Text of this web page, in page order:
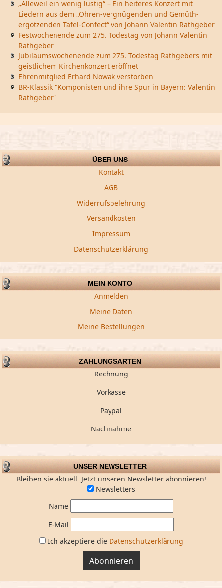
„Alleweil ein wenig lustig“ – Ein heiteres Konzert mit
Liedern aus dem „Ohren-vergnügenden und Gemüth-
ergötzenden Tafel-Confect“ von Johann Valentin Rathgeber
Festwochenende zum 275. Todestag von Johann Valentin
Rathgeber
Jubiläumswochenende zum 275. Todestag Rathgebers mit
geistlichem Kirchenkonzert eröffnet
Ehrenmitglied Erhard Nowak verstorben
BR-Klassik "Komponisten und ihre Spur in Bayern: Valentin
Rathgeber"
ÜBER UNS
Kontakt
AGB
Widerrufsbelehrung
Versandkosten
Impressum
Datenschutzerklärung
MEIN KONTO
Anmelden
Meine Daten
Meine Bestellungen
ZAHLUNGSARTEN
Rechnung
Vorkasse
Paypal
Nachnahme
UNSER NEWSLETTER
Bleiben sie aktuell. Jetzt unseren Newsletter abonnieren!
Newsletters
Name
E-Mail
Ich akzeptiere die Datenschutzerklärung
Abonnieren